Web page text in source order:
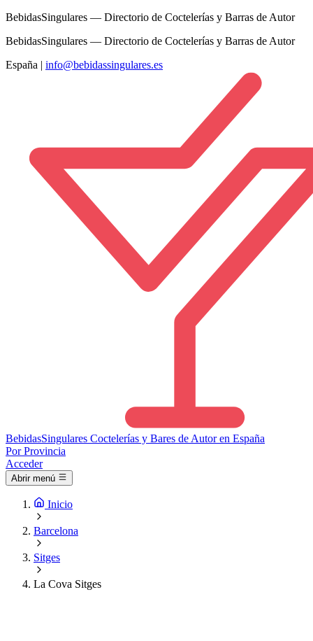
BebidasSingulares — Directorio de Coctelerías y Barras de Autor
BebidasSingulares — Directorio de Coctelerías y Barras de Autor
España | info@bebidassingulares.es
BebidasSingulares Coctelerías y Bares de Autor en España
Por Provincia
Acceder
Abrir menú
Inicio
Barcelona
Sitges
La Cova Sitges